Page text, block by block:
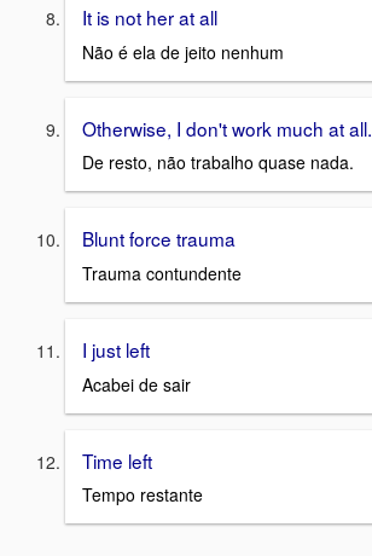
It is not her at all
Não é ela de jeito nenhum
Otherwise, I don't work much at all.
De resto, não trabalho quase nada.
Blunt force trauma
Trauma contundente
I just left
Acabei de sair
Time left
Tempo restante